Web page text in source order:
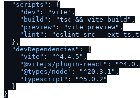
"scripts" :
{
"dev" : "vite" ,
"build" : "tsc && vite build" ,
"preview" : "vite preview" ,
"lint" :
"eslint src --ext
} ,
"devDependencies" :
{
"vite" : "^4.4.5" ,
"@vitejs /plugin-react" :
"@types /node" : "^20.3.1" ,
"typescript" :
"^5.0.2"
}
}